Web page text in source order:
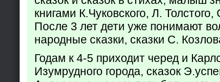
книгами К.Чуковского, Л.
После 3 лет дети уже понимают
народные сказки, сказки С.
Годам к 4-5 приходит черед и
Изумрудного города, сказок